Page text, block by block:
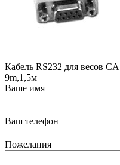
Кабель RS232 для весов
9m,1,5м
Ваше имя
Ваш телефон
Пожелания